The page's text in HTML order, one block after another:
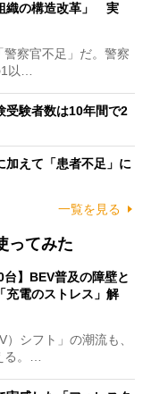
織の構造改革」 実
察官不足」だ。警察
1以…
受験者数は10年間で2
加えて「患者不足」に
一覧を見る
ってみた
台】BEV普及の障壁と
充電のストレス」解
シフト」の潮流も、
る。…